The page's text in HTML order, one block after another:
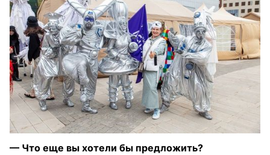
— Что еще вы хотели бы предложить?